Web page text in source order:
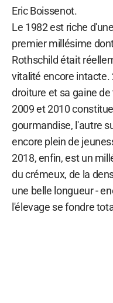
Eric Boissenot.
Le 1982 est riche
premier millésime
Rothschild était
vitalité encore intacte.
droiture et sa gaine
2009 et 2010
gourmandise, l'autre
encore plein de
2018, enfin, est un
du crémeux, de la
une belle longueur -
l'élevage se fondre